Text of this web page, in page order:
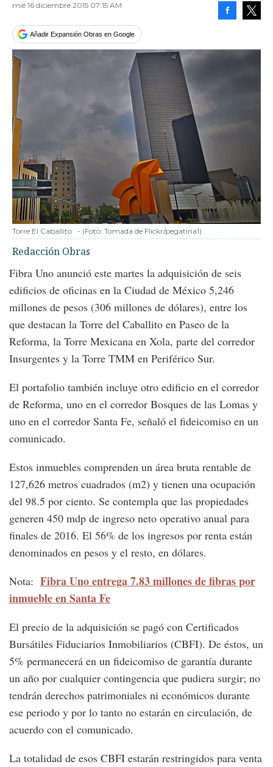
mié 16 diciembre 2015 07:15 AM
Añadir Expansión Obras en Google
Torre El Caballito - (Foto: Tomada de Flickr/pegatina1)
Redacción Obras
Fibra Uno anunció este martes la adquisición de seis
edificios de oficinas en la Ciudad de México 5,246
millones de pesos (306 millones de dólares), entre los
que destacan la Torre del Caballito en Paseo de la
Reforma, la Torre Mexicana en Xola, parte del corredor
Insurgentes y la Torre TMM en Periférico Sur.
El portafolio también incluye otro edificio en el corredor
de Reforma, uno en el corredor Bosques de las Lomas y
uno en el corredor Santa Fe, señaló el fideicomiso en un
comunicado.
Estos inmuebles comprenden un área bruta rentable de
127,626 metros cuadrados (m2) y tienen una ocupación
del 98.5 por ciento. Se contempla que las propiedades
generen 450 mdp de ingreso neto operativo anual para
finales de 2016. El 56% de los ingresos por renta están
denominados en pesos y el resto, en dólares.
Nota: Fibra Uno entrega 7.83 millones de fibras por
inmueble en Santa Fe
El precio de la adquisición se pagó con Certificados
Bursátiles Fiduciarios Inmobiliarios (CBFI). De éstos, un
5% permanecerá en un fideicomiso de garantía durante
un año por cualquier contingencia que pudiera surgir; no
tendrán derechos patrimoniales ni económicos durante
ese periodo y por lo tanto no estarán en circulación, de
acuerdo con el comunicado.
La totalidad de esos CBFI estarán restringidos para venta